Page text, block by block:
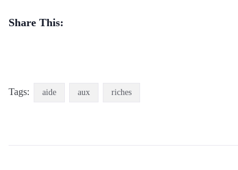
Share This:
Tags: aide aux riches